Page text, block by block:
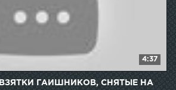
4:37
ГАИШНИКОВ, СНЯТЫЕ НА